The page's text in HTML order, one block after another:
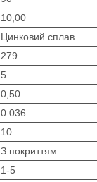
10,00
Цинковий сплав
279
5
0,50
0.036
10
З покриттям
1-5